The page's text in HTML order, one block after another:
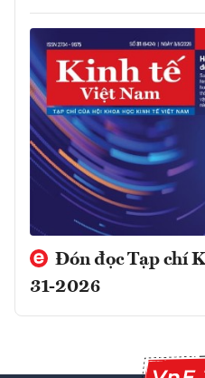
Đón đọc Tạp chí
31-2026